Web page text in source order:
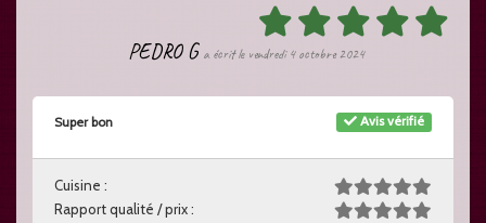
PEDRO G a écrit le vendredi 4 octobre 2024
Avis vérifié
Super bon
Cuisine :
Rapport qualité / prix :